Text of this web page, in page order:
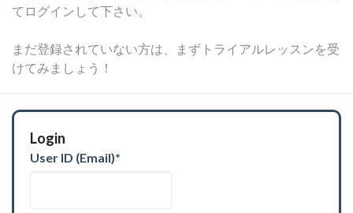
てログインして下さい。
まだ登録されていない方は、まずトライアルレッスンを受
けてみましょう！
Login
User ID (Email)*